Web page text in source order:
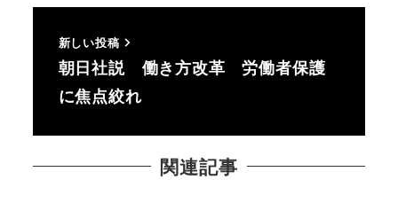
新しい投稿
朝日社説 働き方改革 労働者保護
に焦点絞れ
関連記事